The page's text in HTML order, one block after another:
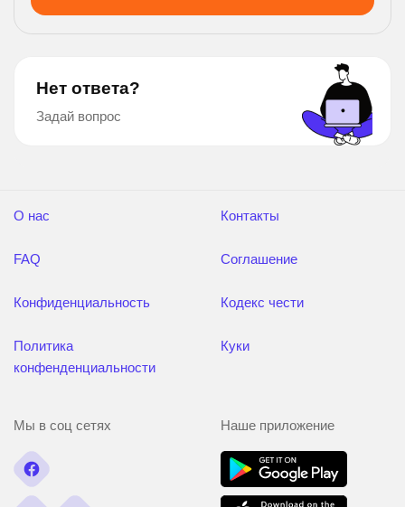
Нет ответа?
Задай вопрос
О нас
FAQ
Конфиденциальность
Политика
конфенденциальности
Контакты
Соглашение
Кодекс чести
Куки
Мы в соц сетях Наше приложение